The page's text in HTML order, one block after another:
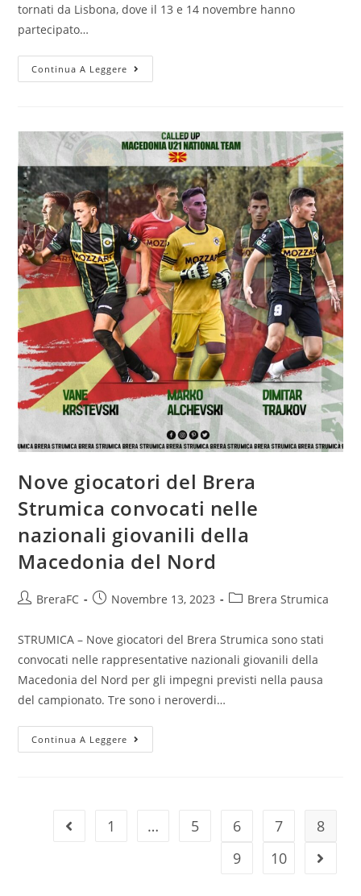
tornati da Lisbona, dove il 13 e 14 novembre hanno
partecipato…
Continua A Leggere
Nove giocatori del Brera
Strumica convocati nelle
nazionali giovanili della
Macedonia del Nord
BreraFC Novembre 13, 2023 Brera Strumica
STRUMICA – Nove giocatori del Brera Strumica sono stati
convocati nelle rappresentative nazionali giovanili della
Macedonia del Nord per gli impegni previsti nella pausa
del campionato. Tre sono i neroverdi…
Continua A Leggere
1 … 5 6 7
8
9
10